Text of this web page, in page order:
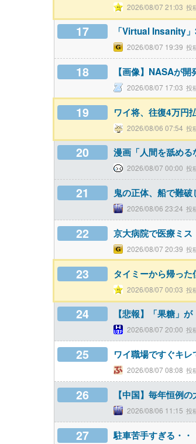
2026/08/07 21:03
17 「Virtual Insanity
2026/08/07 19:39
18 【画像】NASAが
2026/08/07 17:03
19 ワイ将、往復4万円
2026/08/06 07:54
20 漫画「人間を舐め
2026/08/07 00:00
21 鬼の正体、船で難
2026/08/06 23:24
22 京大病院で医療ミ
2026/08/07 20:39
23 タイミーから帰っ
2026/08/07 00:03
24 【悲報】「果糖」
2026/08/07 20:00
25 ワイ職場ですぐキレ
2026/08/07 08:08
26 【中国】毎年恒例
2026/08/06 11:15
27 駐車苦手すぎる・・